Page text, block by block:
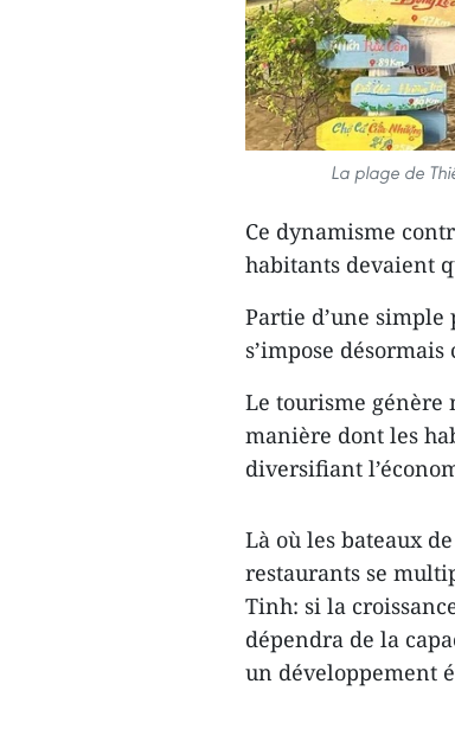
La plage de
Ce dynamisme
habitants devaient
Partie d’une
s’impose
Le tourisme génère
manière dont les
diversifiant
Là où les bateaux
restaurants se
Tinh: si la
dépendra de la
un développement